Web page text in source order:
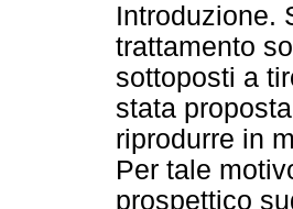
Introduzione.
trattamento
sottoposti a
stata
riprodurre in
Per tale
prospettico